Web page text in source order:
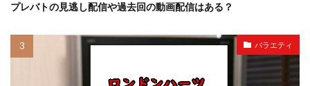
プレバトの見逃し配信や過去回の動画配信はある？
バラエティ